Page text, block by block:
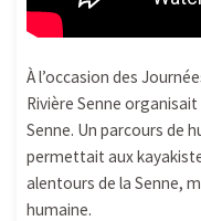
À l’occasion des
Rivière Senne
Senne. Un parcours de
permettait aux
alentours de la Senne,
humaine.